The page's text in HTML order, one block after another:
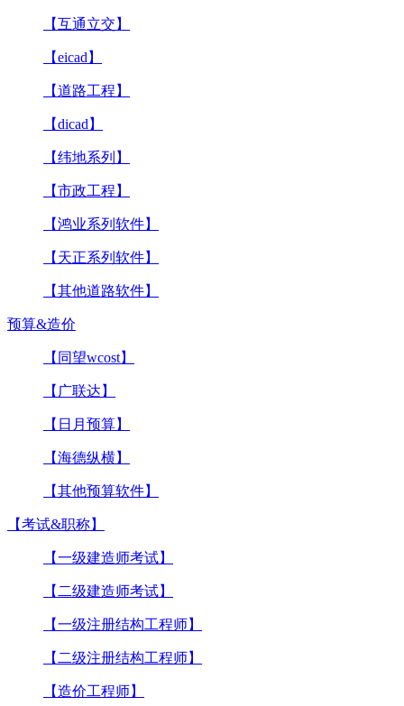
【互通立交】
【eicad】
【道路工程】
【dicad】
【纬地系列】
【市政工程】
【鸿业系列软件】
【天正系列软件】
【其他道路软件】
预算&造价
【同望wcost】
【广联达】
【日月预算】
【海德纵横】
【其他预算软件】
【考试&职称】
【一级建造师考试】
【二级建造师考试】
【一级注册结构工程师】
【二级注册结构工程师】
【造价工程师】